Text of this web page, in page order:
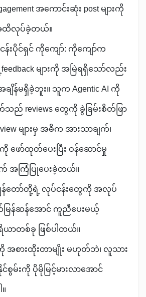
အကောင်းဆုံး post များကို
ထိလုပ်ခဲ့တယ်။
းပိုင်ရှင် ကိုကျော်: ကိုကျော်က
များကို အမြဲရရှိသော်လည်း
န်မရှိခဲ့ဘူး။ သူက Agentic AI ကို
ည် reviews တွေကို ခွဲခြမ်းစိတ်ဖြာ
များမှ အဓိက အားသာချက်၊
ဖော်ထုတ်ပေးပြီး ဝန်ဆောင်မှု
ကြံပြုပေးခဲ့တယ်။
ျွန်တော်တို့ရဲ့ လုပ်ငန်းတွေကို အလုပ်
မြန်ဆန်အောင် ကူညီပေးမယ့်
တစ်ခု ဖြစ်ပါတယ်။
စားထိုးတာမျိုး မဟုတ်ဘဲ၊ လူသား
မ်းကို ပိုမိုမြင့်မားလာအောင်